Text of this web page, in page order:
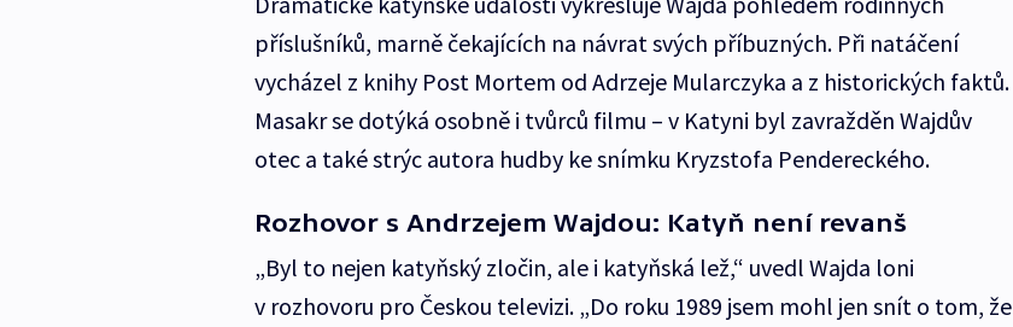
příslušníků, marně čekajících na návrat svých příbuzných. Při natáčení
vycházel z knihy Post Mortem od Adrzeje Mularczyka a z historických faktů.
Masakr se dotýká osobně i tvůrců filmu – v Katyni byl zavražděn Wajdův
otec a také strýc autora hudby ke snímku Kryzstofa Pendereckého.
Rozhovor s Andrzejem Wajdou: Katyň není revanš
„Byl to nejen katyňský zločin, ale i katyňská lež,“ uvedl Wajda loni
v rozhovoru pro Českou televizi. „Do roku 1989 jsem mohl jen snít o tom, že